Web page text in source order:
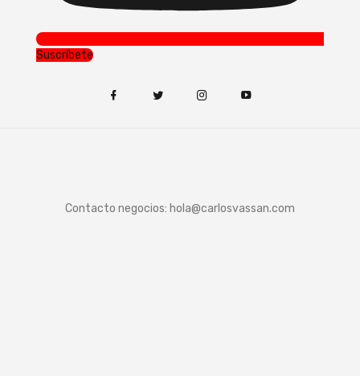
Suscríbete
Contacto negocios: hola@carlosvassan.com